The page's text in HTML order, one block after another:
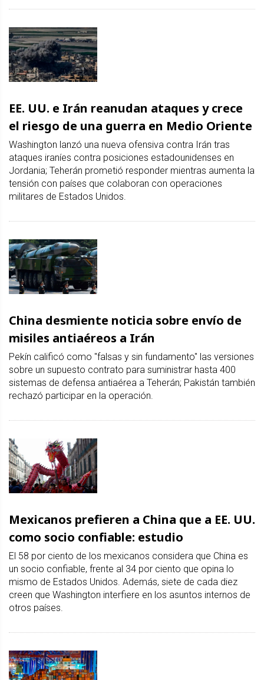
EE. UU. e Irán reanudan ataques y crece
el riesgo de una guerra en Medio Oriente
Washington lanzó una nueva ofensiva contra Irán tras
ataques iraníes contra posiciones estadounidenses en
Jordania; Teherán prometió responder mientras aumenta la
tensión con países que colaboran con operaciones
militares de Estados Unidos.
China desmiente noticia sobre envío de
misiles antiaéreos a Irán
Pekín calificó como "falsas y sin fundamento" las versiones
sobre un supuesto contrato para suministrar hasta 400
sistemas de defensa antiaérea a Teherán; Pakistán también
rechazó participar en la operación.
Mexicanos prefieren a China que a EE. UU.
como socio confiable: estudio
El 58 por ciento de los mexicanos considera que China es
un socio confiable, frente al 34 por ciento que opina lo
mismo de Estados Unidos. Además, siete de cada diez
creen que Washington interfiere en los asuntos internos de
otros países.